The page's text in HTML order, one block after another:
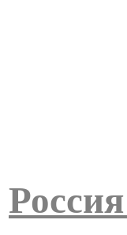
Россия